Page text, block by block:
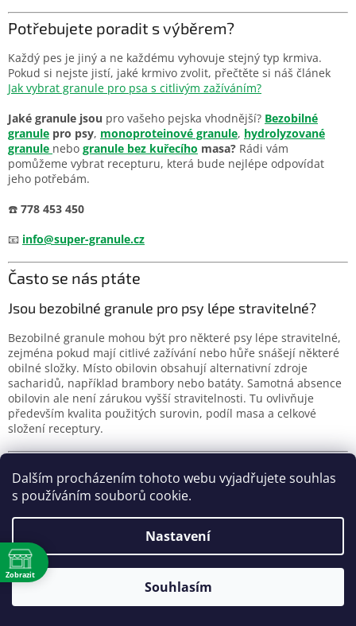
Dalším procházením tohoto webu vyjadřujete souhlas
s používáním souborů cookie.
Nastavení
Souhlasím
Potřebujete poradit s výběrem?
Každý pes je jiný a ne každému vyhovuje stejný typ krmiva.
Pokud si nejste jistí, jaké krmivo zvolit, přečtěte si náš článek
Jak vybrat granule pro psa s citlivým zažíváním?
Jaké granule jsou pro vašeho pejska vhodnější? Bezobilné
granule pro psy, monoproteinové granule, hydrolyzované
granule nebo granule bez kuřecího masa? Rádi vám
pomůžeme vybrat recepturu, která bude nejlépe odpovídat
jeho potřebám.
☎️ 778 453 450
📧 info@super-granule.cz
Často se nás ptáte
Jsou bezobilné granule pro psy lépe stravitelné?
Bezobilné granule mohou být pro některé psy lépe stravitelné,
zejména pokud mají citlivé zažívání nebo hůře snášejí některé
obilné složky. Místo obilovin obsahují alternativní zdroje
sacharidů, například brambory nebo batáty. Samotná absence
obilovin ale není zárukou vyšší stravitelnosti. Tu ovlivňuje
především kvalita použitých surovin, podíl masa a celkové
složení receptury.
Jsou Grain Free granule vhodné pro alergické psy?
Grain Free granulemohou být vhodné pro psy s
obiloviny, ale neřeší všechny typy potravních alergií. Pokud pes
reaguje na konkrétní druh masa, například kuřecí, je často
vhodnější zvolit
hydrolyzované
granule
Jaký je rozdíl mezi bezobilnými a monoproteinovými
Zobrazit